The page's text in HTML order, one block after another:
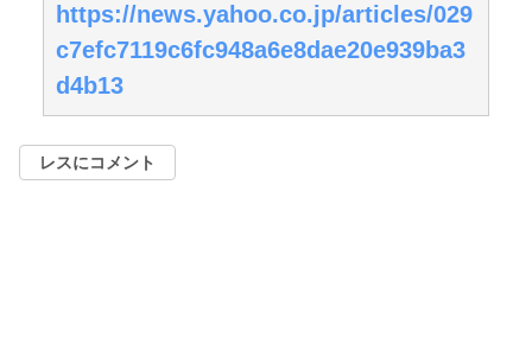
https://news.yahoo.co.jp/articles/029
c7efc7119c6fc948a6e8dae20e939ba3
d4b13
レスにコメント